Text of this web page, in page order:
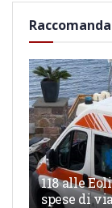
118 alle
spese di